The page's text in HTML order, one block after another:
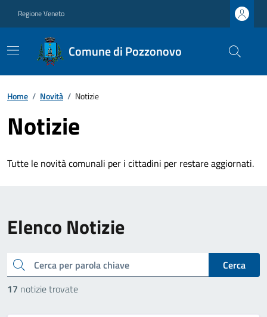
Regione Veneto
Comune di Pozzonovo
Home / Novità / Notizie
Notizie
Tutte le novità comunali per i cittadini per restare aggiornati.
Elenco Notizie
cerca
Cerca
17 notizie trovate